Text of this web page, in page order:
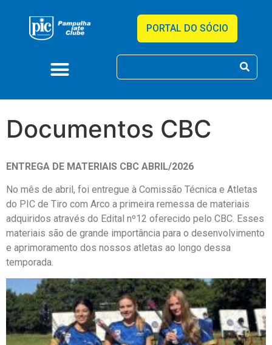
PORTAL DO SÓCIO
Documentos CBC
ENTREGA DE MATERIAIS CBC ABRIL/2026
No mês de abril, foi entregue à Comissão Técnica e Atletas
do PIC de Tiro com Arco a primeira remessa de materiais
adquiridos através do Edital nº12 oferecido pelo CBC. Esses
materiais são de grande importância para o desenvolvimento
e aprimoramento dos nossos atletas ao longo dessa
temporada.